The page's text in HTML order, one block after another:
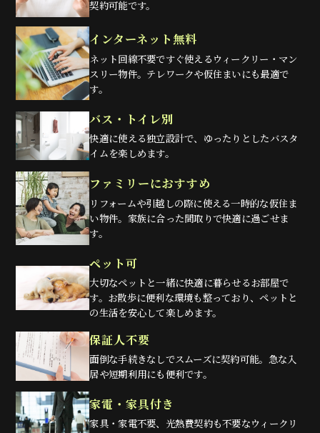
契約可能です。
インターネット無料
ネット回線不要ですぐ使えるウィークリー・マン
スリー物件。テレワークや仮住まいにも最適で
す。
バス・トイレ別
快適に使える独立設計で、ゆったりとしたバスタ
イムを楽しめます。
ファミリーにおすすめ
リフォームや引越しの際に使える一時的な仮住ま
い物件。家族に合った間取りで快適に過ごせま
す。
ペット可
大切なペットと一緒に快適に暮らせるお部屋で
す。お散歩に便利な環境も整っており、ペットと
の生活を安心して楽しめます。
保証人不要
面倒な手続きなしでスムーズに契約可能。急な入
居や短期利用にも便利です。
家電・家具付き
家具・家電不要、光熱費契約も不要なウィークリ